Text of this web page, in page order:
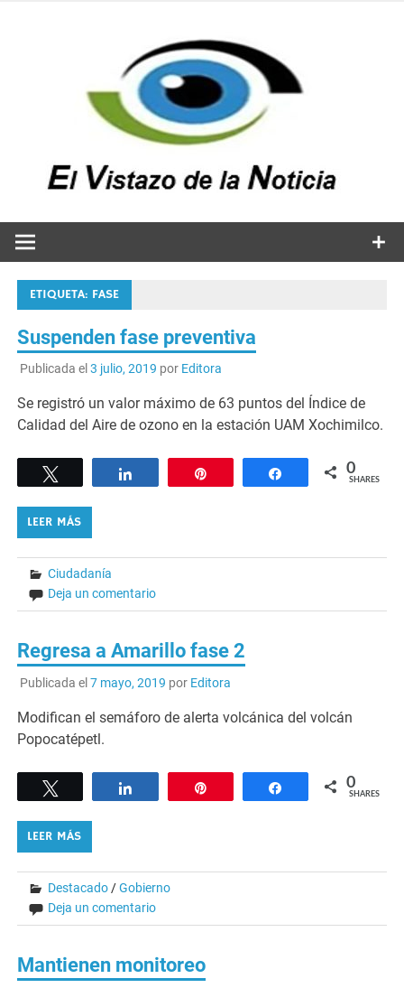
ETIQUETA: FASE
Suspenden fase preventiva
Publicada el 3 julio, 2019 por Editora
Se registró un valor máximo de 63 puntos del Índice de
Calidad del Aire de ozono en la estación UAM Xochimilco.
Share 0
SHARES
LEER MÁS
Ciudadanía
Deja un comentario
Regresa a Amarillo fase 2
Publicada el 7 mayo, 2019 por Editora
Modifican el semáforo de alerta volcánica del volcán
Popocatépetl.
Share 0
SHARES
LEER MÁS
Destacado /Gobierno
Deja un comentario
Mantienen monitoreo